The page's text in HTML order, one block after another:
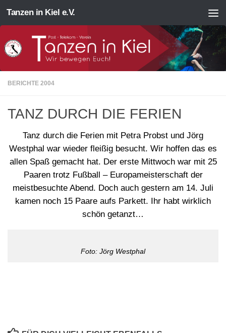
Zum Inhalt springen
Tanzen in Kiel e.V.
BERICHTE 2004
TANZ DURCH DIE FERIEN
Tanz durch die Ferien mit Petra Probst und Jörg
Westphal war wieder fleißig besucht. Wir hoffen das es
allen Spaß gemacht hat. Der erste Mittwoch war mit 25
Paaren trotz Fußball – Europameisterschaft der
meistbesuchte Abend. Doch auch gestern am 14. Juli
kamen noch 15 Paare aufs Parkett. Ihr habt wirklich
schön getanzt…
Foto: Jörg Westphal